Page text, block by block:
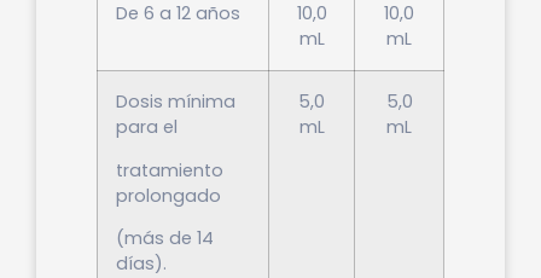
De 6 a 12 años
10,0
mL
10,0
mL
Dosis mínima
para el
tratamiento
prolongado
(más de 14
días).
5,0
mL
5,0
mL